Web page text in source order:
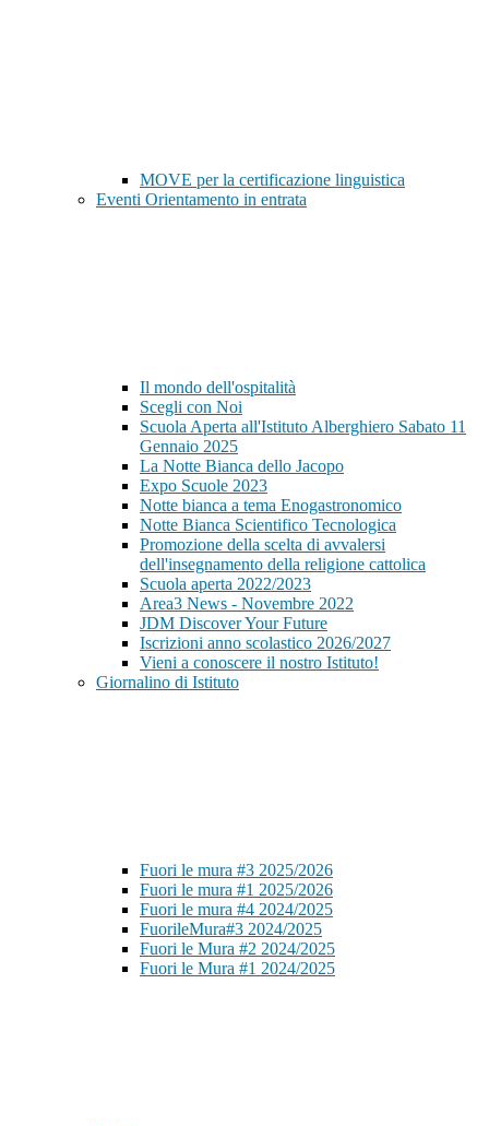
MOVE per la certificazione linguistica
Eventi Orientamento in entrata
Il mondo dell'ospitalità
Scegli con Noi
Scuola Aperta all'Istituto Alberghiero Sabato 11
Gennaio 2025
La Notte Bianca dello Jacopo
Expo Scuole 2023
Notte bianca a tema Enogastronomico
Notte Bianca Scientifico Tecnologica
Promozione della scelta di avvalersi
dell'insegnamento della religione cattolica
Scuola aperta 2022/2023
Area3 News - Novembre 2022
JDM Discover Your Future
Iscrizioni anno scolastico 2026/2027
Vieni a conoscere il nostro Istituto!
Giornalino di Istituto
Fuori le mura #3 2025/2026
Fuori le mura #1 2025/2026
Fuori le mura #4 2024/2025
FuorileMura#3 2024/2025
Fuori le Mura #2 2024/2025
Fuori le Mura #1 2024/2025